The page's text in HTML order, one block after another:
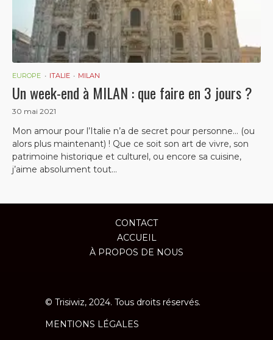
EUROPE ITALIE MILAN
Un week-end à MILAN : que faire en 3 jours ?
30 mai 2021
Mon amour pour l’Italie n’a de secret pour personne… (ou
alors plus maintenant) ! Que ce soit son art de vivre, son
patrimoine historique et culturel, ou encore sa cuisine,
j’aime absolument tout...
CONTACT
ACCUEIL
À PROPOS DE NOUS
© Trisiwiz, 2024. Tous droits réservés.
MENTIONS LÉGALES